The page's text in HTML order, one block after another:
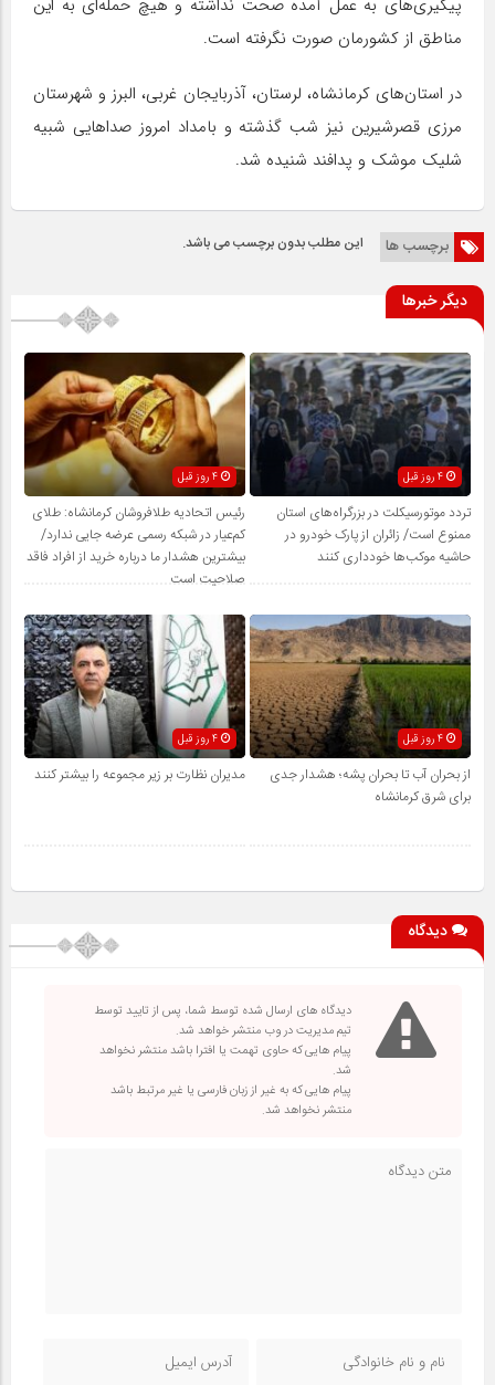
پیگیری‌های به عمل آمده صحت نداشته و هیچ حمله‌ای به این
مناطق از کشورمان صورت نگرفته است.
در استان‌های کرمانشاه، لرستان، آذربایجان غربی، البرز و شهرستان
مرزی قصرشیرین نیز شب گذشته و بامداد امروز صداهایی شبیه
شلیک موشک و پدافند شنیده شد.
برچسب ها این مطلب بدون برچسب می باشد.
دیگر خبرها
4 روز قبل
تردد موتورسیکلت در بزرگراه‌های استان
ممنوع است/ زائران از پارک خودرو در
حاشیه موکب‌ها خودداری کنند
رئیس اتحادیه طلافروشان کرمانشاه: طلای
کم‌عیار در شبکه رسمی عرضه جایی ندارد/
بیشترین هشدار ما درباره خرید از افراد فاقد
صلاحیت است
4 روز قبل
از بحران آب تا بحران پشه؛ هشدار جدی
برای شرق کرمانشاه
مدیران نظارت بر زیر مجموعه را بیشتر کنند
دیدگاه
دیدگاه های ارسال شده توسط شما، پس از تایید توسط
تیم مدیریت در وب منتشر خواهد شد.
پیام هایی که حاوی تهمت یا افترا باشد منتشر نخواهد
شد.
پیام هایی که به غیر از زبان فارسی یا غیر مرتبط باشد
منتشر نخواهد شد.